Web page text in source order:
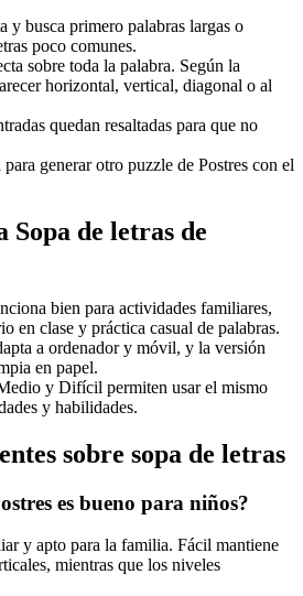
y busca primero palabras largas o
poco comunes.
sobre toda la palabra. Según la
horizontal, vertical, diagonal o al
quedan resaltadas para que no
generar otro puzzle de Postres con el
Sopa de letras de
bien para actividades familiares,
en clase y práctica casual de palabras.
a ordenador y móvil, y la versión
en papel.
y Difícil permiten usar el mismo
y habilidades.
sobre sopa de letras
es bueno para niños?
y apto para la familia. Fácil mantiene
mientras que los niveles